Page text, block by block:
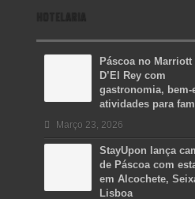
HOTELARIA
Páscoa no Marriott
D’El Rey com
gastronomia, bem-
atividades para
Março 23, 2026
StayUpon lança
de Páscoa com
em Alcochete,
Lisboa